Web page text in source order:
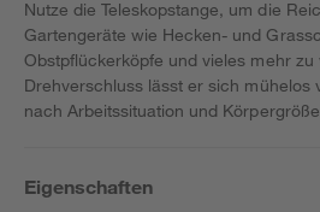
Nutze die Teleskopstange, um die
Gartengeräte wie Hecken- und
Obstpflückerköpfe und vieles mehr
Drehverschluss lässt er sich mühelos
nach Arbeitssituation und
Eigenschaften